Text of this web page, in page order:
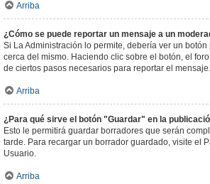
Arriba
¿Cómo se puede reportar un mensaje a un
Si La Administración lo permite, debería ver un
cerca del mismo. Haciendo clic sobre el botón, el
de ciertos pasos necesarios para reportar el mensaje.
Arriba
¿Para qué sirve el botón "Guardar" en la
Esto le permitirá guardar borradores que serán
tarde. Para recargar un borrador guardado, visite el
Usuario.
Arriba